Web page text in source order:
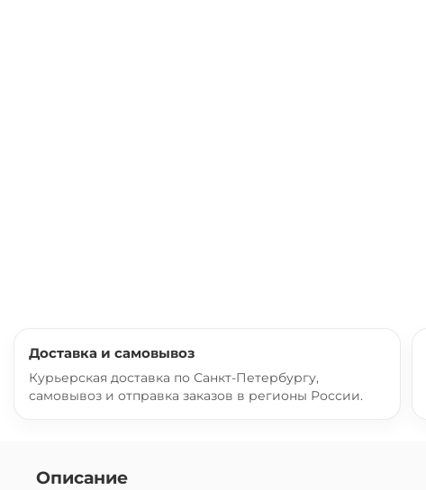
Доставка и самовывоз
Курьерская доставка по Санкт-Петербургу,
самовывоз и отправка заказов в регионы России.
Описание